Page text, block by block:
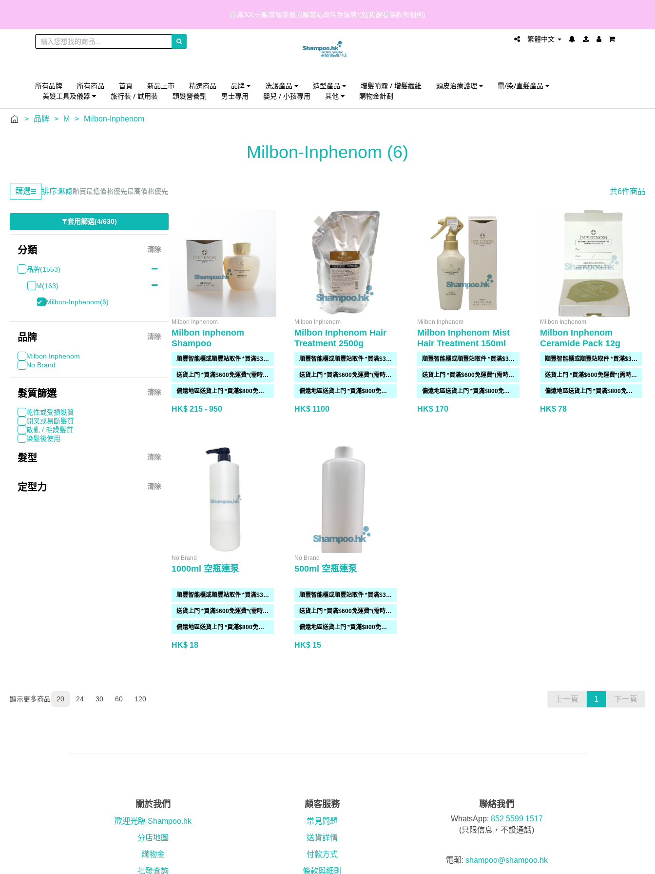
買滿300元順豐智能櫃或順豐站取件免運費!(點我觀看條款與細則)
繁體中文
所有品牌 所有商品 首頁 新品上市 精選商品 品牌 洗護產品 造型產品 增髮噴霧 / 增髮纖維 頭皮治療護理
電/染/直髮產品
美髮工具及儀器
旅行裝 / 試用裝 頭髮營養劑 男士專用 嬰兒 / 小孩專用 其他 購物金計劃
> 品牌 > M > Milbon-Inphenom
Milbon-Inphenom (6)
篩選 排序:默認熱賣最低價格優先最高價格優先 共6件商品
套用篩選(4/630)
分類 清除
品牌(1553)
M(163)
Milbon-Inphenom(6)
品牌 清除
Milbon Inphenom
No Brand
髮質篩選 清除
乾性或受損髮質
開叉或易斷髮質
散亂 / 毛躁髮質
染髮後使用
髮型 清除
定型力 清除
Milbon Inphenom
Milbon Inphenom
Shampoo
順豐智能櫃或順豐站取件 *買滿$300免運費*
送貨上門 *買滿$600免運費*(需時 2-6過工作天)
偏遠地區送貨上門 *買滿$800免運費*(需時 2-6個工作天)
HK$ 215 - 950
Milbon Inphenom
Milbon Inphenom Hair
Treatment 2500g
順豐智能櫃或順豐站取件 *買滿$300免運費*
送貨上門 *買滿$600免運費*(需時 2-6過工作天)
偏遠地區送貨上門 *買滿$800免運費*(需時 2-6個工作天)
HK$ 1100
Milbon Inphenom
Milbon Inphenom Mist
Hair Treatment 150ml
順豐智能櫃或順豐站取件 *買滿$300免運費*
送貨上門 *買滿$600免運費*(需時 2-6過工作天)
偏遠地區送貨上門 *買滿$800免運費*(需時 2-6個工作天)
HK$ 170
Milbon Inphenom
Milbon Inphenom
Ceramide Pack 12g
順豐智能櫃或順豐站取件 *買滿$300免運費*
送貨上門 *買滿$600免運費*(需時 2-6過工作天)
偏遠地區送貨上門 *買滿$800免運費*(需時 2-6個工作天)
HK$ 78
No Brand
1000ml 空瓶連泵
順豐智能櫃或順豐站取件 *買滿$300免運費*
送貨上門 *買滿$600免運費*(需時 2-6過工作天)
偏遠地區送貨上門 *買滿$800免運費*(需時 2-6個工作天)
HK$ 18
No Brand
500ml 空瓶連泵
順豐智能櫃或順豐站取件 *買滿$300免運費*
送貨上門 *買滿$600免運費*(需時 2-6過工作天)
偏遠地區送貨上門 *買滿$800免運費*(需時 2-6個工作天)
HK$ 15
顯示更多商品 20 24 30 60 120 上一頁 1 下一頁
關於我們
歡迎光臨 Shampoo.hk
分店地圖
購物金
批發查詢
顧客服務
常見問題
送貨詳情
付款方式
條款與細則
聯絡我們
WhatsApp: 852 5599 1517
(只限信息，不設通話)
電郵: shampoo@shampoo.hk